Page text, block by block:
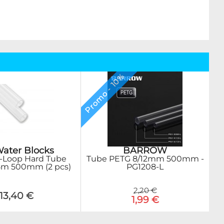
Blocks
Loop Hard Tube
500mm (2 pcs)
€
Promo - 10%
BARROW
Tube PETG 8/12mm 500mm -
PG1208-L
2,20 €
1,99 €